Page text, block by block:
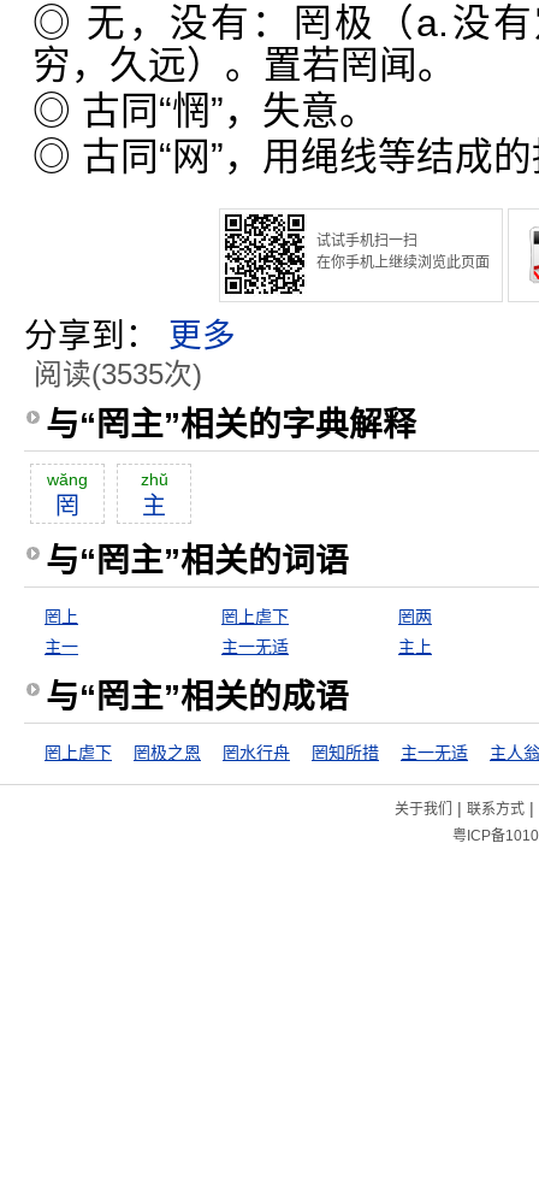
◎ 无，没有：罔极（a.没
穷，久远）。置若罔闻。
◎ 古同“惘”，失意。
◎ 古同“网”，用绳线等结成
试试手机扫一扫
在你手机上继续浏览此页面
分享到： 更多
阅读(3535次)
与“罔主”相关的字典解释
wăng
罔
zhŭ
主
与“罔主”相关的词语
罔上 罔上虐下
罔两
主一
主一无适 主上
与“罔主”相关的成语
罔上虐下 罔极之恩 罔水行舟 罔知所措 主一无适 主人翁
关于我们 | 联系方式|
粤ICP备